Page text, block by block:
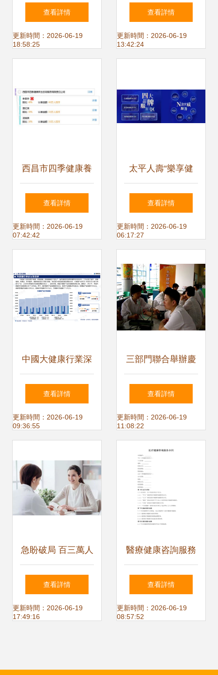
優化健康服務，擦
亮幸福底色——衛
列活動守護民生福
祉
查看詳情
更新時間：2026-06-19
18:58:25
聯網+醫療健康會
重蹈社區團購的覆
查看詳情
更新時間：2026-06-19
13:42:24
西昌市四季健康養
生咨詢服務 您的個
性化健康管理專家
查看詳情
更新時間：2026-06-19
07:42:42
太平人壽“樂享健
康” 以客戶為中心
的健康管理新標桿
查看詳情
更新時間：2026-06-19
06:17:27
中國大健康行業深
度解析 發展概況、
市場需求與投資前
查看詳情
更新時間：2026-06-19
09:36:55
三部門聯合舉辦慶
教師節健康保健咨
詢服務活動
查看詳情
更新時間：2026-06-19
11:08:22
急盼破局 百三萬人
心理援助缺口下的
應對之策
查看詳情
更新時間：2026-06-19
17:49:16
醫療健康咨詢服務
合同
查看詳情
更新時間：2026-06-19
08:57:52